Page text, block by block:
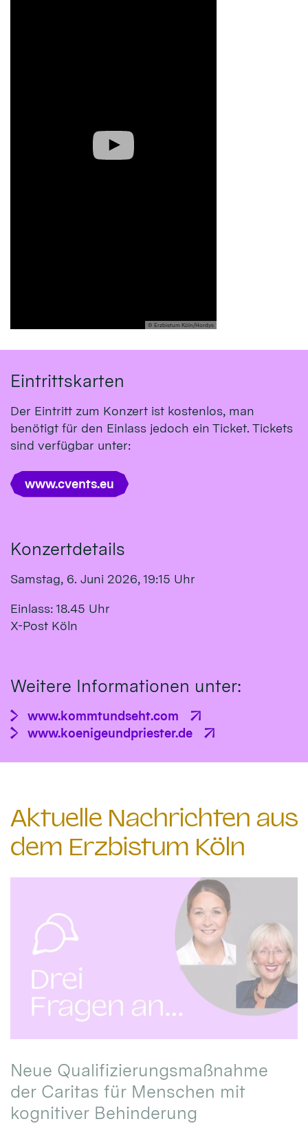
© Erzbistum Köln/Hordys
Eintrittskarten
Der Eintritt zum Konzert ist kostenlos, man
benötigt für den Einlass jedoch ein Ticket. Tickets
sind verfügbar unter:
www.cvents.eu
Konzertdetails
Samstag, 6. Juni 2026, 19:15 Uhr
Einlass: 18.45 Uhr
X-Post Köln
Weitere Informationen unter:
www.kommtundseht.com
www.koenigeundpriester.de
Aktuelle Nachrichten aus
dem Erzbistum Köln
Neue Qualifizierungsmaßnahme
der Caritas für Menschen mit
kognitiver Behinderung